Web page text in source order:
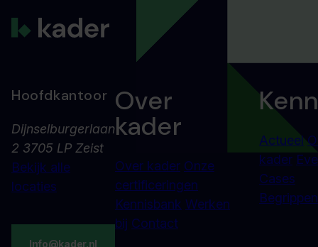
Hoofdkantoor
Dijnselburgerlaan
2 3705 LP Zeist
Bekijk alle
locaties
Info@kader.nl
Over
kader
Over kader Onze
certificeringen
Kennisbank Werken
bij Contact
Actueel
kader
Cases